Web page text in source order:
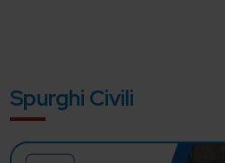
Spurghi Civili